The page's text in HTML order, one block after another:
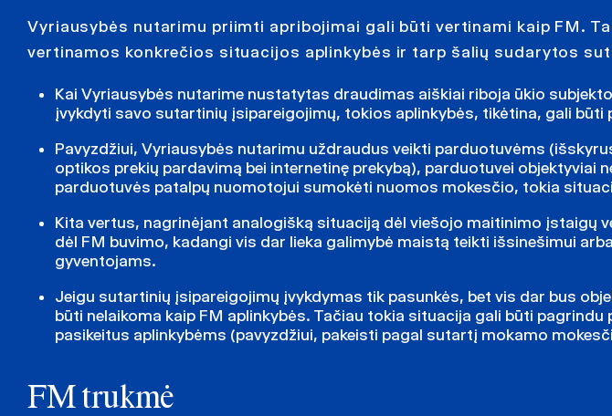
Vyriausybės nutarimu priimti apribojimai gali būti vertinami kaip FM.
vertinamos konkrečios situacijos aplinkybės ir tarp šalių sudarytos
Kai Vyriausybės nutarime nustatytas draudimas aiškiai riboja ūkio
įvykdyti savo sutartinių įsipareigojimų, tokios aplinkybės, tikėtina, gali būti
Pavyzdžiui, Vyriausybės nutarimu uždraudus veikti parduotuvėms
optikos prekių pardavimą bei internetinę prekybą), parduotuvei objektyviai
parduotuvės patalpų nuomotojui sumokėti nuomos mokesčio, tokia
Kita vertus, nagrinėjant analogišką situaciją dėl viešojo maitinimo įstaigų
dėl FM buvimo, kadangi vis dar lieka galimybė maistą teikti išsinešimui
gyventojams.
Jeigu sutartinių įsipareigojimų įvykdymas tik pasunkės, bet vis dar bus
būti nelaikoma kaip FM aplinkybės. Tačiau tokia situacija gali būti
pasikeitus aplinkybėms (pavyzdžiui, pakeisti pagal sutartį mokamo
FM trukmė